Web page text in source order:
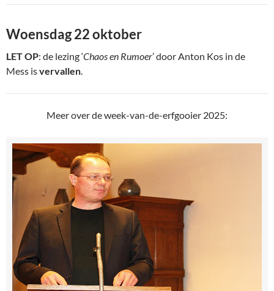
Woensdag 22 oktober
LET OP: de lezing ‘Chaos en Rumoer’ door Anton Kos in de
Mess isvervallen.
Meer over de week-van-de-erfgooier 2025: